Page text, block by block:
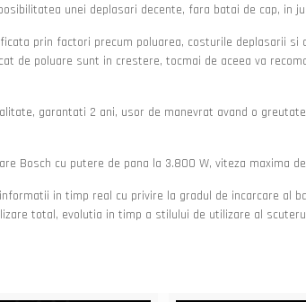
unei deplasari decente, fara batai de cap, in
prin factori precum poluarea, costurile deplasarii
de poluare sunt in crestere, tocmai de aceea va
garantati 2 ani, usor de manevrat avand o
Bosch cu putere de pana la 3.800 W, viteza maxima
in timp real cu privire la gradul de incarcare al
total, evolutia in timp a stilului de utilizare al